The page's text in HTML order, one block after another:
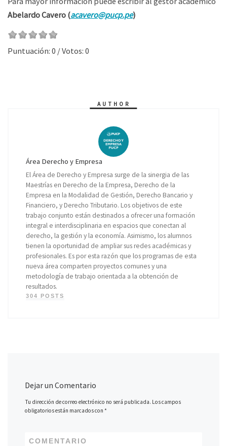
Abelardo Cavero (acavero@pucp.pe)
Puntuación: 0 / Votos: 0
AUTHOR
Área Derecho y Empresa
El Área de Derecho y Empresa surge de la sinergia de las
Maestrías en Derecho de la Empresa, Derecho de la
Empresa en la Modalidad de Gestión, Derecho Bancario y
Financiero, y Derecho Tributario. Los objetivos de este
trabajo conjunto están destinados a ofrecer una formación
integral e interdisciplinaria en espacios que conectan al
derecho, la gestión y la economía. Asimismo, los alumnos
tienen la oportunidad de ampliar sus redes académicas y
profesionales. Es por esta razón que los programas de esta
nueva área comparten proyectos comunes y una
metodología de trabajo orientada a la obtención de
resultados.
304 POSTS
Dejar un Comentario
Tu dirección de correo electrónico no será publicada. Los campos
obligatorios están marcados con*
COMENTARIO